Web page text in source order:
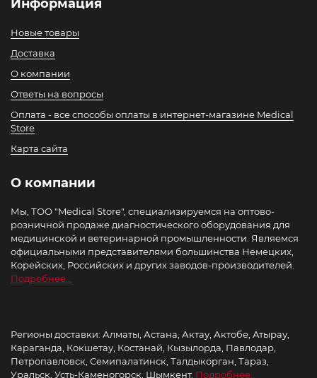
Информация
Новые товары
Доставка
О компании
Ответы на вопросы
Оплата - все способы оплаты в интернет-магазине Medical
Store
Карта сайта
О компании
Мы, ТОО "Medical Store", специализируемся на оптово-
розничной продаже диагностического оборудования для
медицинской и ветеринарной промышленности. Являемся
официальными представителями большинства Немецких,
Корейских, Российских и других заводов-производителей.
Подробнее...
Регионы доставки: Алматы, Астана, Актау, Актобе, Атырау,
Караганда, Кокшетау, Костанай, Кызылорда, Павлодар,
Петропавловск, Семипалатинск, Талдыкорган, Тараз,
Уральск, Усть-Каменогорск, Шымкент. Подробнее..